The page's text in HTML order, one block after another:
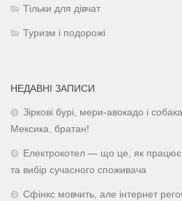
Тільки для дівчат
Туризм і подорожі
НЕДАВНІ ЗАПИСИ
Зіркові бурі, мери-авокадо і
Мексика, братан!
Електрокотел — що це, як
та вибір сучасного споживача
Сфінкс мовчить, але інтернет